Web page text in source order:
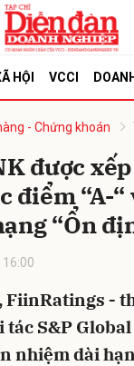
HỘI VCCI
- Chứng khoán
được
điểm “A-
“Ổn
FiinRatings -
S&P
nhiệm dài